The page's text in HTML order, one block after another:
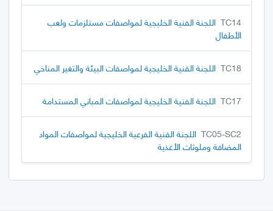
TC14 اللجنة الفنية الخليجية لمواصفات مستلزمات ولعب
الأطفال
TC18 اللجنة الفنية الخليجية لمواصفات البيئة والتغير المناخي
TC17 اللجنة الفنية الخليجية لمواصفات المباني المستدامة
TC05-SC2 اللجنة الفنية الفرعية الخليجية لمواصفات المواد
المضافة وملوثات الأغذية